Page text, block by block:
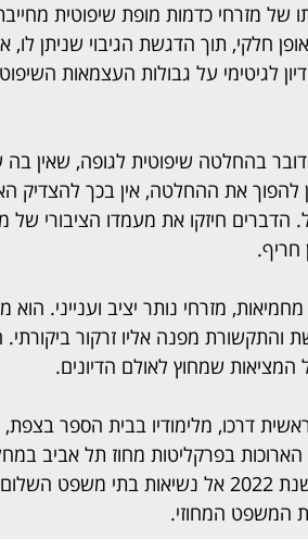
של מזרחי כדמות מופת שיפוטית
חלקי, תוך הדגשת הגיבוי שניתן
לגיטימי על גבולות העצמאות
בהחלטה שיפוטית לגופה, שאין
את ההחלטה, אין בכך להצדיק
חיזקו את מעמדו הציבורי של
מזרחי נותר יציב וענייני.
והתקשורת מפנה אליו זרקור ביקורתי.
המציאות שמחוץ לאולם הדיונים.
דרכו, מלימודיו בבית הספר בצפת,
הארוכות בפרקליטות מחוז תל אביב
ובהתקדמות עקבית הגיע בשנת 2022 אל
המשפט המחוזי.